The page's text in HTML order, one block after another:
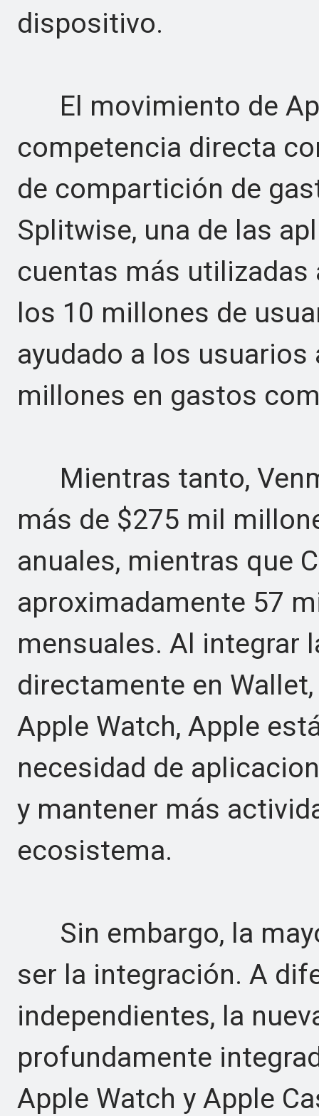
dispositivo.
El movimiento de
competencia directa
de compartición de
Splitwise, una de las
cuentas más utilizadas
los 10 millones de
ayudado a los
millones en gastos
Mientras tanto,
más de $275 mil
anuales, mientras que
aproximadamente 57
mensuales. Al integrar
directamente en
Apple Watch, Apple
necesidad de
y mantener más
ecosistema.
Sin embargo, la
ser la integración. A
independientes, la
profundamente
Apple Watch y Apple